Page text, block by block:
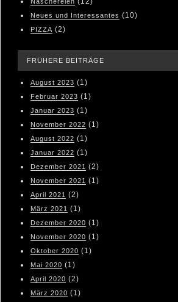
Naschereien
Neues und Interessantes (10)
PIZZA (2)
FRÜHERE BEITRÄGE
August 2023 (1)
Februar 2023 (1)
Januar 2023 (1)
November 2022 (1)
August 2022 (1)
Januar 2022 (1)
Dezember 2021 (2)
November 2021 (1)
April 2021 (2)
März 2021 (1)
Dezember 2020 (1)
November 2020 (1)
Oktober 2020 (1)
Mai 2020 (1)
April 2020 (2)
März 2020 (1)